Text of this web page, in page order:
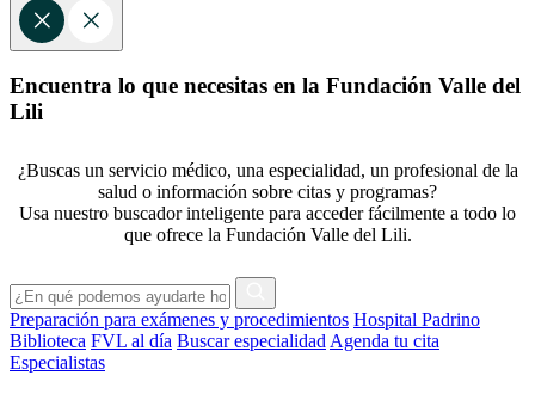
Encuentra lo que necesitas en la Fundación Valle del
Lili
¿Buscas un servicio médico, una especialidad, un profesional de la
salud o información sobre citas y programas?
Usa nuestro buscador inteligente para acceder fácilmente a todo lo
que ofrece la Fundación Valle del Lili.
Preparación para exámenes y procedimientos Hospital Padrino
Biblioteca FVL al día Buscar especialidad Agenda tu cita
Especialistas